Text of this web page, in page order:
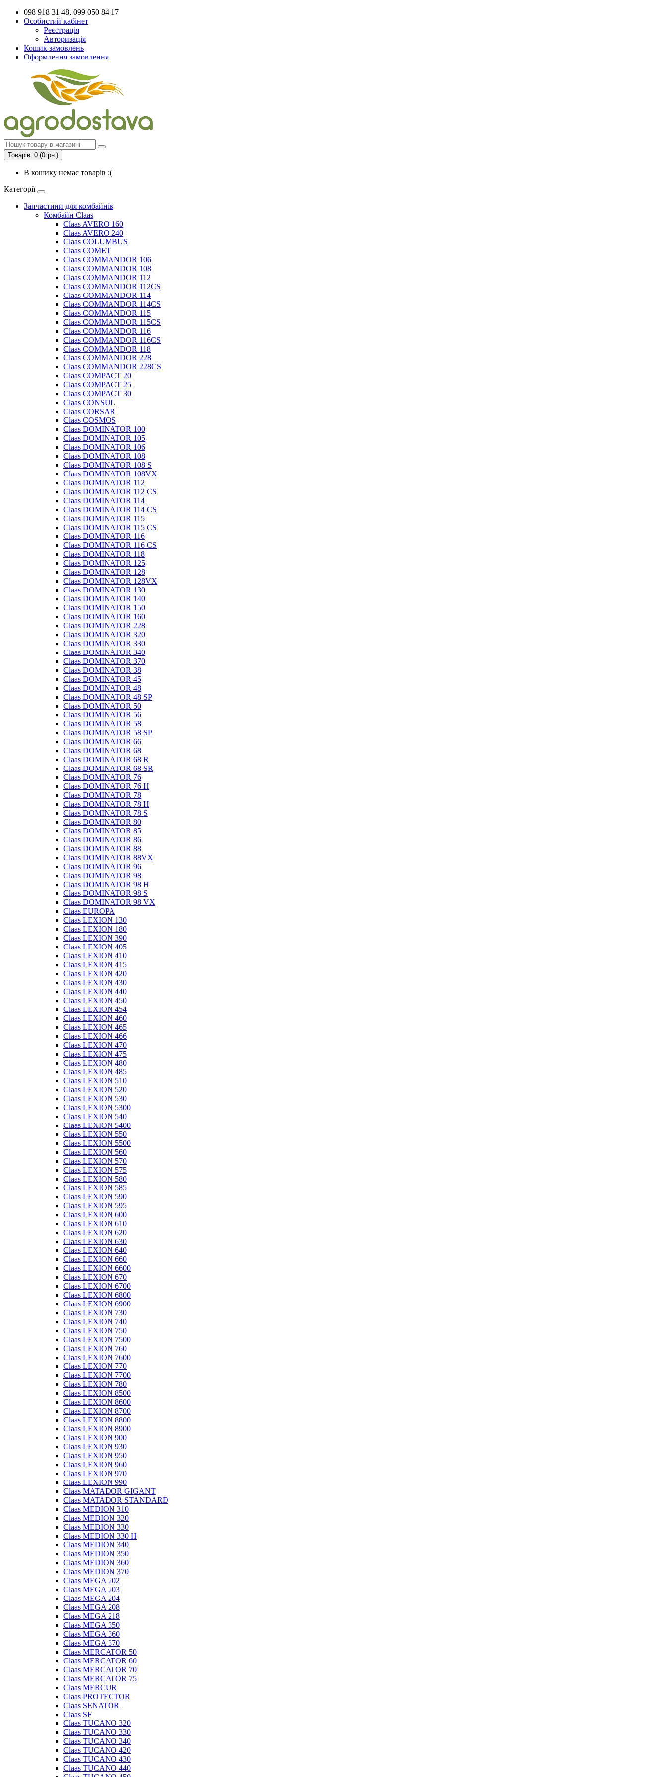
098 918 31 48, 099 050 84 17
Особистий кабінет
Реєстрація
Авторизація
Кошик замовлень
Оформлення замовлення
Товарів: 0 (0грн.)
В кошику немає товарів :(
Категорії
Запчастини для комбайнів
Комбайн Claas
Claas AVERO 160
Claas AVERO 240
Claas COLUMBUS
Claas COMET
Claas COMMANDOR 106
Claas COMMANDOR 108
Claas COMMANDOR 112
Claas COMMANDOR 112CS
Claas COMMANDOR 114
Claas COMMANDOR 114CS
Claas COMMANDOR 115
Claas COMMANDOR 115CS
Claas COMMANDOR 116
Claas COMMANDOR 116CS
Claas COMMANDOR 118
Claas COMMANDOR 228
Claas COMMANDOR 228CS
Claas COMPACT 20
Claas COMPACT 25
Claas COMPACT 30
Claas CONSUL
Claas CORSAR
Claas COSMOS
Claas DOMINATOR 100
Claas DOMINATOR 105
Claas DOMINATOR 106
Claas DOMINATOR 108
Claas DOMINATOR 108 S
Claas DOMINATOR 108VX
Claas DOMINATOR 112
Claas DOMINATOR 112 CS
Claas DOMINATOR 114
Claas DOMINATOR 114 CS
Claas DOMINATOR 115
Claas DOMINATOR 115 CS
Claas DOMINATOR 116
Claas DOMINATOR 116 CS
Claas DOMINATOR 118
Claas DOMINATOR 125
Claas DOMINATOR 128
Claas DOMINATOR 128VX
Claas DOMINATOR 130
Claas DOMINATOR 140
Claas DOMINATOR 150
Claas DOMINATOR 160
Claas DOMINATOR 228
Claas DOMINATOR 320
Claas DOMINATOR 330
Claas DOMINATOR 340
Claas DOMINATOR 370
Claas DOMINATOR 38
Claas DOMINATOR 45
Claas DOMINATOR 48
Claas DOMINATOR 48 SP
Claas DOMINATOR 50
Claas DOMINATOR 56
Claas DOMINATOR 58
Claas DOMINATOR 58 SP
Claas DOMINATOR 66
Claas DOMINATOR 68
Claas DOMINATOR 68 R
Claas DOMINATOR 68 SR
Claas DOMINATOR 76
Claas DOMINATOR 76 H
Claas DOMINATOR 78
Claas DOMINATOR 78 H
Claas DOMINATOR 78 S
Claas DOMINATOR 80
Claas DOMINATOR 85
Claas DOMINATOR 86
Claas DOMINATOR 88
Claas DOMINATOR 88VX
Claas DOMINATOR 96
Claas DOMINATOR 98
Claas DOMINATOR 98 H
Claas DOMINATOR 98 S
Claas DOMINATOR 98 VX
Claas EUROPA
Claas LEXION 130
Claas LEXION 180
Claas LEXION 390
Claas LEXION 405
Claas LEXION 410
Claas LEXION 415
Claas LEXION 420
Claas LEXION 430
Claas LEXION 440
Claas LEXION 450
Claas LEXION 454
Claas LEXION 460
Claas LEXION 465
Claas LEXION 466
Claas LEXION 470
Claas LEXION 475
Claas LEXION 480
Claas LEXION 485
Claas LEXION 510
Claas LEXION 520
Claas LEXION 530
Claas LEXION 5300
Claas LEXION 540
Claas LEXION 5400
Claas LEXION 550
Claas LEXION 5500
Claas LEXION 560
Claas LEXION 570
Claas LEXION 575
Claas LEXION 580
Claas LEXION 585
Claas LEXION 590
Claas LEXION 595
Claas LEXION 600
Claas LEXION 610
Claas LEXION 620
Claas LEXION 630
Claas LEXION 640
Claas LEXION 660
Claas LEXION 6600
Claas LEXION 670
Claas LEXION 6700
Claas LEXION 6800
Claas LEXION 6900
Claas LEXION 730
Claas LEXION 740
Claas LEXION 750
Claas LEXION 7500
Claas LEXION 760
Claas LEXION 7600
Claas LEXION 770
Claas LEXION 7700
Claas LEXION 780
Claas LEXION 8500
Claas LEXION 8600
Claas LEXION 8700
Claas LEXION 8800
Claas LEXION 8900
Claas LEXION 900
Claas LEXION 930
Claas LEXION 950
Claas LEXION 960
Claas LEXION 970
Claas LEXION 990
Claas MATADOR GIGANT
Claas MATADOR STANDARD
Claas MEDION 310
Claas MEDION 320
Claas MEDION 330
Claas MEDION 330 H
Claas MEDION 340
Claas MEDION 350
Claas MEDION 360
Claas MEDION 370
Claas MEGA 202
Claas MEGA 203
Claas MEGA 204
Claas MEGA 208
Claas MEGA 218
Claas MEGA 350
Claas MEGA 360
Claas MEGA 370
Claas MERCATOR 50
Claas MERCATOR 60
Claas MERCATOR 70
Claas MERCATOR 75
Claas MERCUR
Claas PROTECTOR
Claas SENATOR
Claas SF
Claas TUCANO 320
Claas TUCANO 330
Claas TUCANO 340
Claas TUCANO 420
Claas TUCANO 430
Claas TUCANO 440